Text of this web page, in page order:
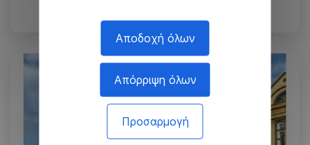
Αποδοχή όλων
Απόρριψη όλων
Προσαρμογή